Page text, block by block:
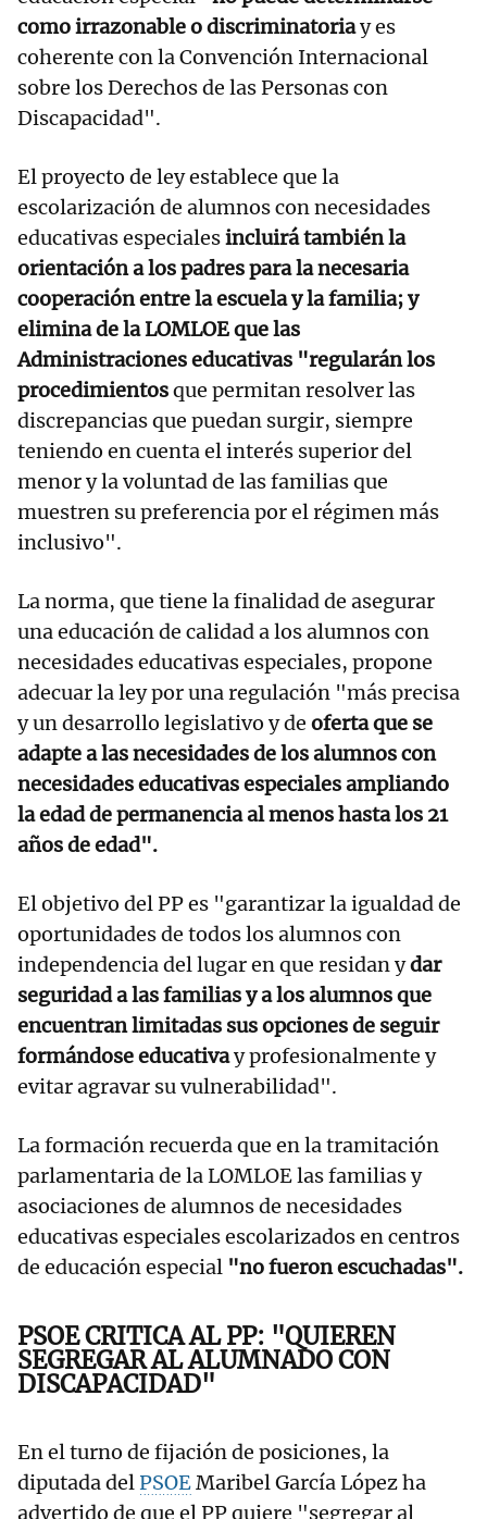
como irrazonable o discriminatoriay es
coherente con la Convención Internacional
sobre los Derechos de las Personas con
Discapacidad".
El proyecto de ley establece que la
escolarización de alumnos con necesidades
educativas especialesincluirá también la
orientación a los padres para la necesaria
cooperación entre la escuela y la familia; y
elimina de la LOMLOE que las
Administraciones educativas "regularán los
procedimientosque permitan resolver las
discrepancias que puedan surgir, siempre
teniendo en cuenta el interés superior del
menor y la voluntad de las familias que
muestren su preferencia por el régimen más
inclusivo".
La norma, que tiene la finalidad de asegurar
una educación de calidad a los alumnos con
necesidades educativas especiales, propone
adecuar la ley por una regulación "más precisa
y un desarrollo legislativo y de oferta que se
adapte a las necesidades de los alumnos con
necesidades educativas especiales ampliando
la edad de permanencia al menos hasta los 21
años de edad".
El objetivo del PP es "garantizar la igualdad de
oportunidades de todos los alumnos con
independencia del lugar en que residan ydar
seguridad a las familias y a los alumnos que
encuentran limitadas sus opciones de seguir
formándose educativay profesionalmente y
evitar agravar su vulnerabilidad".
La formación recuerda que en la tramitación
parlamentaria de la LOMLOE las familias y
asociaciones de alumnos de necesidades
educativas especiales escolarizados en centros
de educación especial "no fueron escuchadas".
PSOE CRITICA AL PP: "QUIEREN
SEGREGAR AL ALUMNADO CON
DISCAPACIDAD"
En el turno de fijación de posiciones, la
diputada delPSOEMaribel García López ha
advertido de que el PP quiere "segregar al